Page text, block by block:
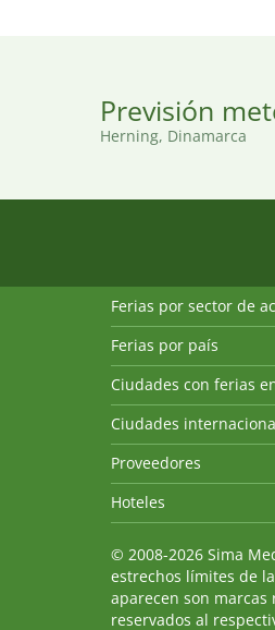
Previsión
Herning, Dinamarca
Ferias por sector de
Ferias por país
Ciudades con ferias
Ciudades
Proveedores
Hoteles
© 2008-2026 Sima
estrechos límites de
aparecen son marcas
reservados al